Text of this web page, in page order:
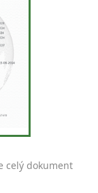
celý dokument